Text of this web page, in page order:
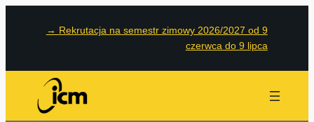
→ Rekrutacja na semestr zimowy 2026/2027 od 9
czerwca do 9 lipca